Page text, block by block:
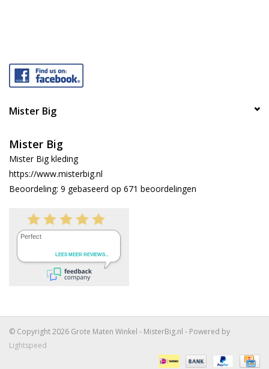
Mister Big
Mister Big
Mister Big kleding
https://www.misterbig.nl
Beoordeling: 9 gebaseerd op 671 beoordelingen
© Copyright 2026 Grote Maten Winkel - MisterBig.nl - Powered by
Lightspeed